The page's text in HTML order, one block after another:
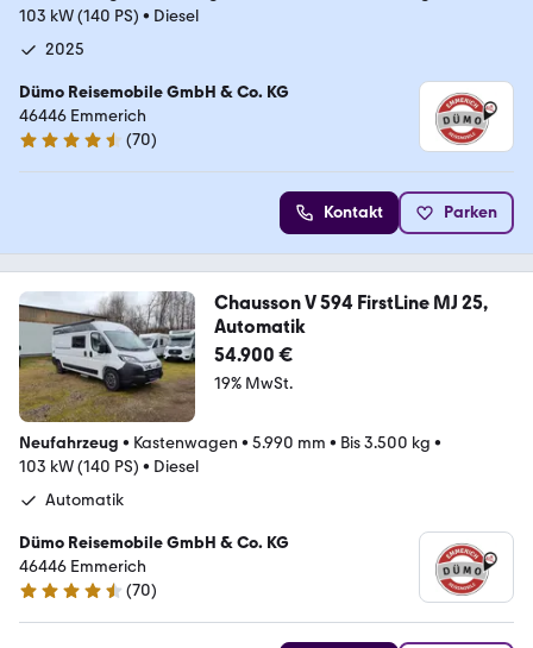
103 kW (140 PS) • Diesel
2025
Dümo Reisemobile GmbH & Co. KG
46446 Emmerich
4.3 Sterne
(70)
Kontakt Parken
Chausson V 594 FirstLine MJ 25,
Automatik
54.900 €
19% MwSt.
Neufahrzeug • Kastenwagen • 5.990 mm • Bis 3.500 kg •
103 kW (140 PS) • Diesel
Automatik
Dümo Reisemobile GmbH & Co. KG
46446 Emmerich
4.3 Sterne
(70)